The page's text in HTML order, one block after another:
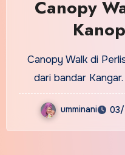
Canopy
Canopy Walk di
dari bandar
umminani 03/